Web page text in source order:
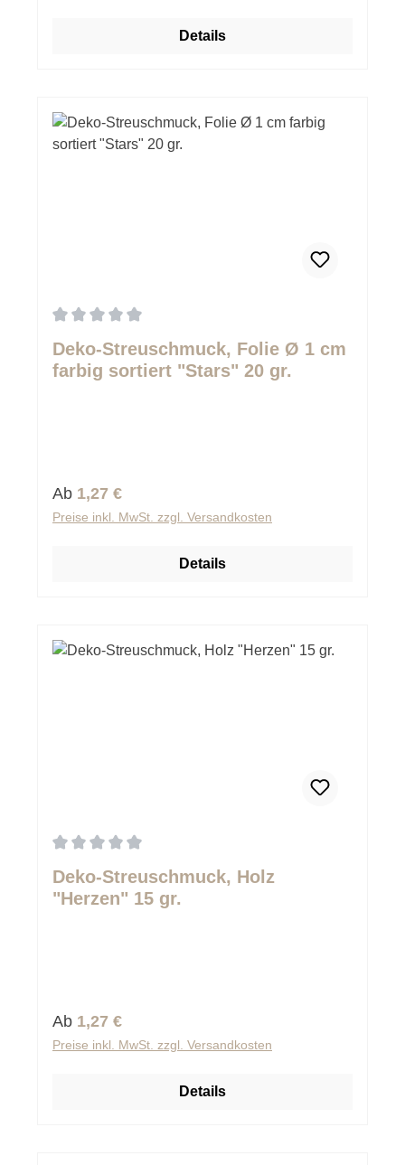
Details
Deko-Streuschmuck, Folie Ø 1 cm
farbig sortiert "Stars" 20 gr.
Regulärer Preis:
Ab 1,27 €
Preise inkl. MwSt. zzgl. Versandkosten
Details
Deko-Streuschmuck, Holz
"Herzen" 15 gr.
Regulärer Preis:
Ab 1,27 €
Preise inkl. MwSt. zzgl. Versandkosten
Details